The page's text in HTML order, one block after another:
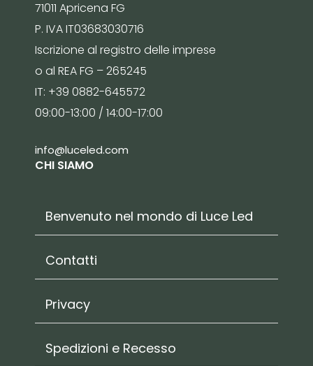
71011 Apricena FG
P. IVA IT03683030716
Iscrizione al registro delle imprese
o al REA FG – 265245
IT: +39 0882-645572
09:00-13:00 / 14:00-17:00
info@luceled.com
CHI SIAMO
Benvenuto nel mondo di Luce Led
Contatti
Privacy
Spedizioni e Recesso